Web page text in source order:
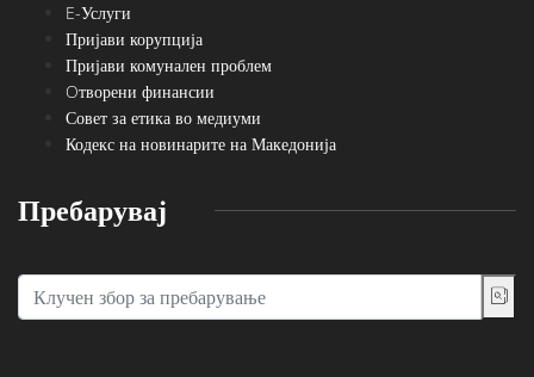
E-Услуги
Пријави корупција
Пријави комунален проблем
Oтворени финансии
Совет за етика во медиуми
Кодекс на новинарите на Македонија
Пребарувај